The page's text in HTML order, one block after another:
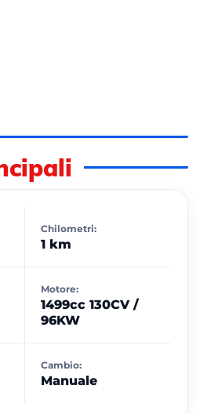
Chilometri:
1 km
Motore:
1499cc 130CV /
96KW
Cambio:
Manuale